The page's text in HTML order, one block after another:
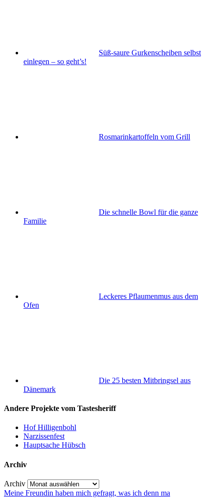
Süß-saure Gurkenscheiben selbst
einlegen – so geht’s!
Rosmarinkartoffeln vom Grill
Die schnelle Bowl für die ganze
Familie
Leckeres Pflaumenmus aus dem
Ofen
Die 25 besten Mitbringsel aus
Dänemark
Andere Projekte vom Tastesheriff
Hof Hilligenbohl
Narzissenfest
Hauptsache Hübsch
Archiv
Archiv
Meine Freundin haben mich gefragt, was ich denn ma